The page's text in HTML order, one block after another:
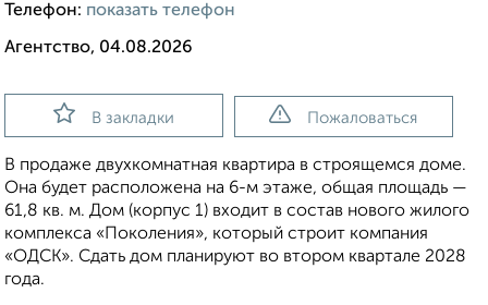
Телефон: показать телефон
Агентство, 04.08.2026
В закладки Пожаловаться
В продаже двухкомнатная квартира в строящемся доме.
Она будет расположена на 6-м этаже, общая площадь —
61,8 кв. м. Дом (корпус 1) входит в состав нового жилого
комплекса «Поколения», который строит компания
«ОДСК». Сдать дом планируют во втором квартале 2028
года.